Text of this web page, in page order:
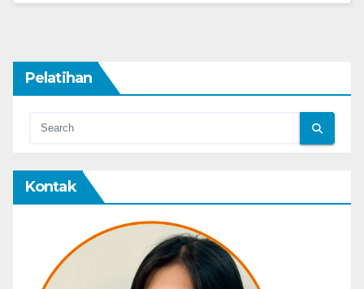
Pelatihan
Kontak